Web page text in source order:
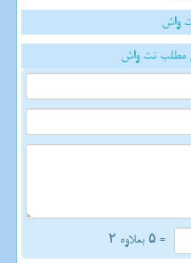
واش
مطلب نت واش
= ۵ بعلاوه ۲